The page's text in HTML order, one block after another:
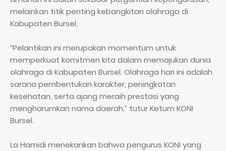
melainkan titik penting kebangkitan olahraga di
Kabupaten Bursel.
“Pelantikan ini merupakan momentum untuk
memperkuat komitmen kita dalam memajukan dunia
olahraga di Kabupaten Bursel. Olahraga hari ini adalah
sarana pembentukan karakter, peningkatan
kesehatan, serta ajang meraih prestasi yang
mengharumkan nama daerah,” tutur Ketum KONI
Bursel.
La Hamidi menekankan bahwa pengurus KONI yang